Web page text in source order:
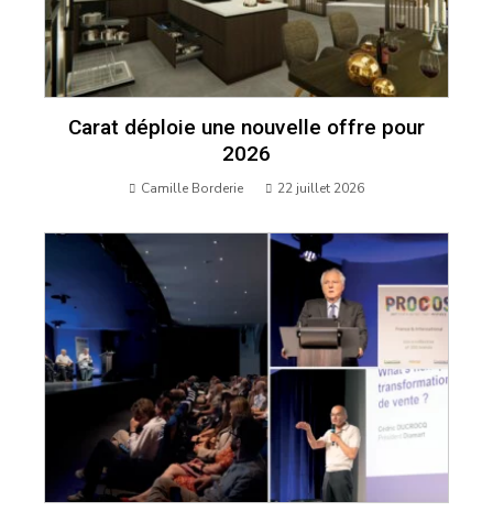
Carat déploie une nouvelle offre pour
2026
Camille Borderie 22 juillet 2026